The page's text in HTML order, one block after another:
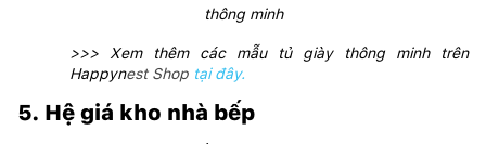
thông minh
>>> Xem thêm các mẫu tủ giày thông minh trên
Happynest Shop tại đây.
5. Hệ giá kho nhà bếp